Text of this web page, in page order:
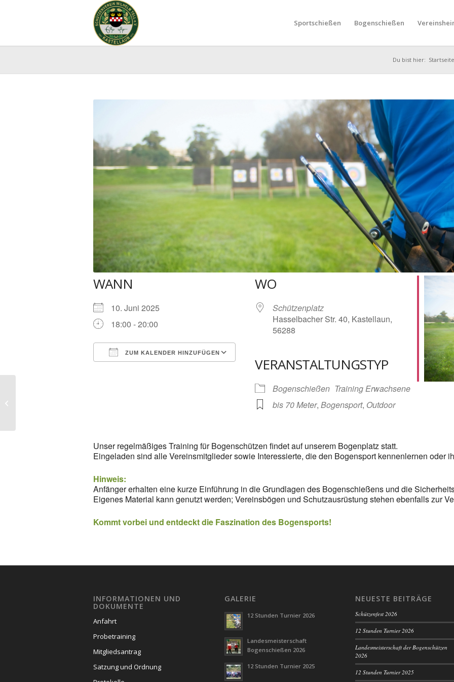
Sportschießen Bogenschießen
Du bist hier: Startseite
WANN
10. Juni 2025
18:00 - 20:00
ZUM KALENDER HINZUFÜGEN
Google Kalender iCalendar
WO
Schützenplatz
Hasselbacher Str. 40, Kastellaun,
56288
VERANSTALTUNGSTYP
Bogenschießen Training Erwachsene
bis 70 Meter,Bogensport, Outdoor
Unser regelmäßiges Training für Bogenschützen findet auf unserem Bogenplatz statt.
Eingeladen sind alle Vereinsmitglieder sowie Interessierte, die den Bogensport kennenlernen oder
Hinweis:
Anfänger erhalten eine kurze Einführung in die Grundlagen des Bogenschießens und die
Eigenes Material kann genutzt werden; Vereinsbögen und Schutzausrüstung stehen ebenfalls zur
Kommt vorbei und entdeckt die Faszination des Bogensports!
INFORMATIONEN UND
DOKUMENTE
Anfahrt
Probetraining
Mitgliedsantrag
Satzung und Ordnung
GALERIE
12 Stunden Turnier 2026
Landesmeisterschaft
Bogenschießen 2026
12 Stunden Turnier 2025
NEUESTE BEITRÄGE
Schützenfest 2026
12 Stunden Turnier 2026
Landesmeisterschaft der Bogenschützen
2026
12 Stunden Turnier 2025